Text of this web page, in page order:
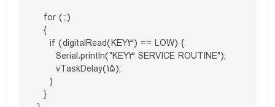
  for (;;)
  {
    if (digitalRead(KEY3) == LOW) {
      Serial.println("KEY3 SERVICE ROUTINE");
      vTaskDelay(15);
    }
  }